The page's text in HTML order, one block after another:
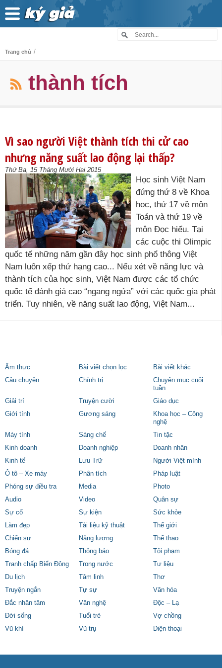
Trang chủ /
thành tích
Vì sao người Việt thành tích thi cử cao
nhưng năng suất lao động lại thấp?
Thứ Ba, 15 Tháng Mười Hai 2015
Học sinh Việt Nam
đứng thứ 8 về Khoa
học, thứ 17 về môn
Toán và thứ 19 về
môn Đọc hiểu. Tại
các cuộc thi Olimpic
quốc tế những năm gần đây học sinh phổ thông Việt
Nam luôn xếp thứ hạng cao... Nếu xét về năng lực và
thành tích của học sinh, Việt Nam được các tổ chức
quốc tế đánh giá cao “ngang ngửa” với các quốc gia phát
triển. Tuy nhiên, về năng suất lao động, Việt Nam...
Ẩm thực Bài viết chọn lọc
Bài viết khác
Câu chuyện
Chính trị
Chuyên mục cuối
tuần
Giải trí
Truyện cười
Giáo dục
Giới tính
Gương sáng
Khoa học – Công
nghệ
Máy tính
Sáng chế
Tin tặc
Kinh doanh
Doanh nghiệp
Doanh nhân
Kinh tế
Lưu Trữ
Người Việt mình
Ô tô – Xe máy
Phân tích
Pháp luật
Phóng sự điều tra
Media
Photo
Audio
Video
Quân sự
Sự cố
Sự kiện
Sức khỏe
Làm đẹp
Tài liệu kỹ thuật
Thế giới
Chiến sự
Năng lượng
Thể thao
Bóng đá
Thông báo
Tội phạm
Tranh chấp Biển Đông
Trong nước
Tư liệu
Du lịch
Tâm linh
Thơ
Truyện ngắn
Tự sự
Văn hóa
Đắc nhân tâm
Văn nghệ
Độc – Lạ
Đời sống
Tuổi trẻ
Vợ chồng
Vũ khí
Vũ trụ Điện thoại